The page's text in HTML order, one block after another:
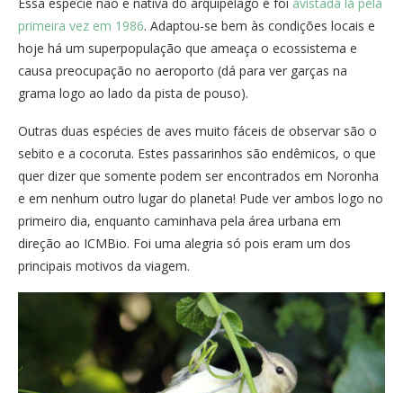
primeira vez em 1986. Adaptou-se bem às condições locais e
hoje há um superpopulação que ameaça o ecossistema e
causa preocupação no aeroporto (dá para ver garças na
grama logo ao lado da pista de pouso).
Outras duas espécies de aves muito fáceis de observar são o
sebito e a cocoruta. Estes passarinhos são endêmicos, o que
quer dizer que somente podem ser encontrados em Noronha
e em nenhum outro lugar do planeta! Pude ver ambos logo no
primeiro dia, enquanto caminhava pela área urbana em
direção ao ICMBio. Foi uma alegria só pois eram um dos
principais motivos da viagem.